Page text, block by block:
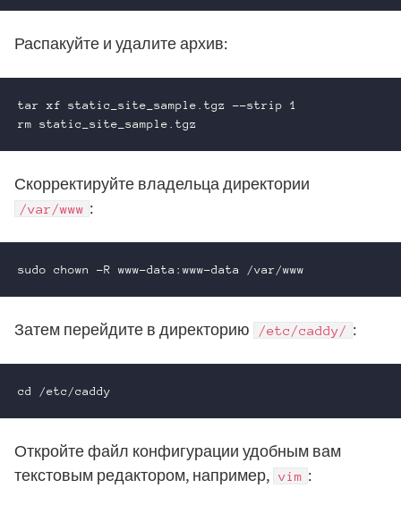
Распакуйте и удалите архив:
tar xf static_site_sample.tgz --strip 1
rm static_site_sample.tgz
Скорректируйте владельца директории
/var/www :
sudo chown -R www-data:www-data /var/www
Затем перейдите в директорию /etc/caddy/ :
cd /etc/caddy
Откройте файл конфигурации удобным вам
текстовым редактором, например, vim :